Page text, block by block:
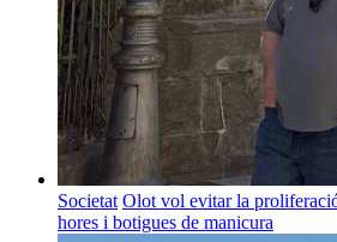
Societat Olot vol evitar la
hores i botigues de manicura